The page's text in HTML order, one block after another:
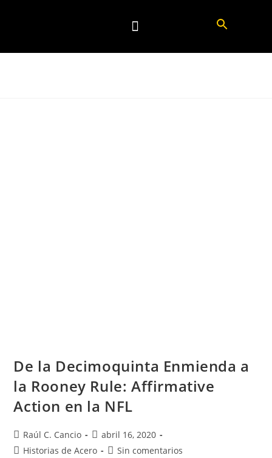
De la Decimoquinta Enmienda a
la Rooney Rule: Affirmative
Action en la NFL
Raúl C. Cancio
abril 16, 2020
Historias de Acero
Sin comentarios